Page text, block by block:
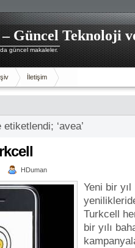
Güncel Teknoloji
güncel makaleler.
İletişim
‘avea’
HDuman
Yeni bir
Turkcell
bir yılı